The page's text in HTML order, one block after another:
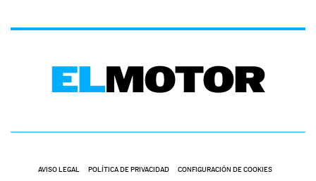
AVISO LEGAL POLÍTICA DE PRIVACIDAD CONFIGURACIÓN DE COOKIES